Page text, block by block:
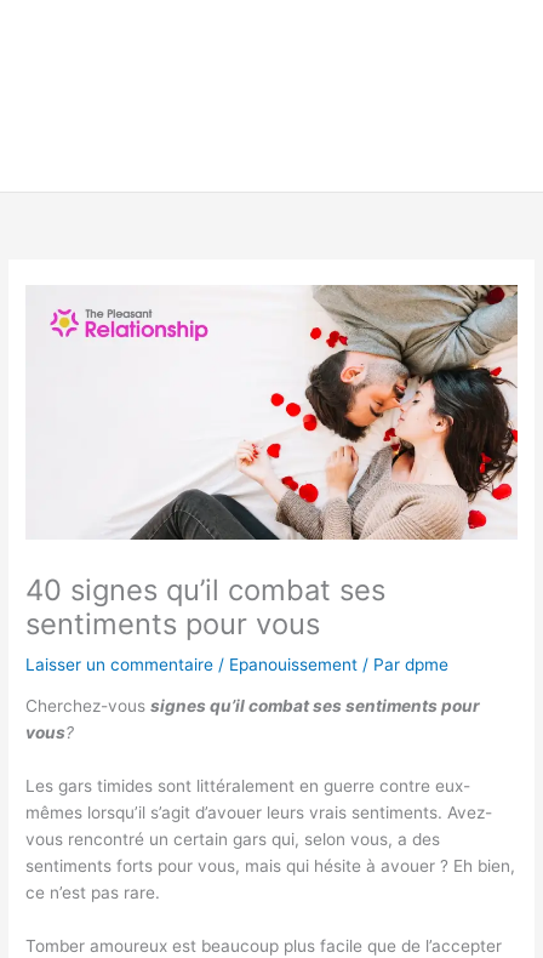
40 signes qu’il combat ses
sentiments pour vous
Laisser un commentaire / Epanouissement / Pardpme
Cherchez-voussignes qu’il combat ses sentiments pour
vous?
Les gars timides sont littéralement en guerre contre eux-
mêmes lorsqu’il s’agit d’avouer leurs vrais sentiments. Avez-
vous rencontré un certain gars qui, selon vous, a des
sentiments forts pour vous, mais qui hésite à avouer ? Eh bien,
ce n’est pas rare.
Tomber amoureux est beaucoup plus facile que de l’accepter